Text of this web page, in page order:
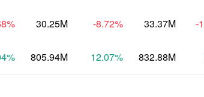
% 30.25M -8.72% 33.37M -
% 805.94M 12.07% 832.88M